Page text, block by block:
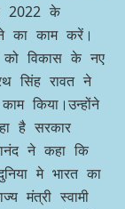
2022 के
का काम करें।
को विकास के नए
सिंह रावत ने
किया।उन्होंने
है सरकार
ने कहा कि
मे भारत का
मंत्री स्वामी